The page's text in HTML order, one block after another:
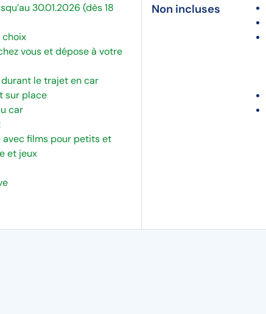
30.01.2026 (dès 18
choix
vous et dépose à votre
le trajet en car
sur place
car
films pour petits et
et jeux
Non incluses